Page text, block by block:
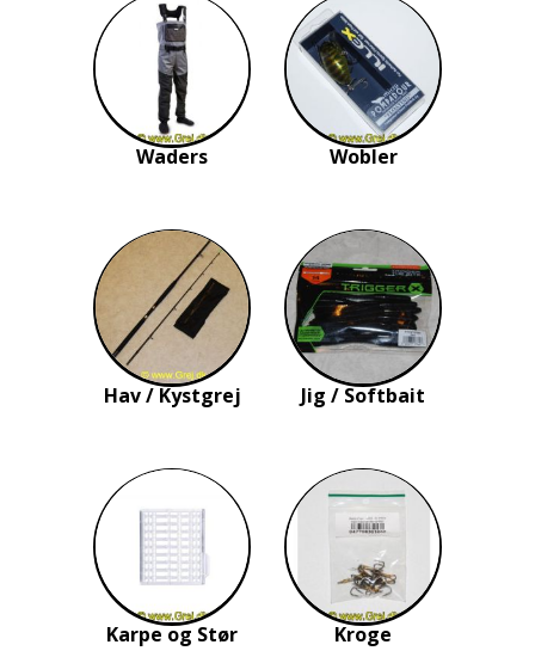
Waders Wobler
Hav / Kystgrej Jig / Softbait
Karpe og Stør Kroge